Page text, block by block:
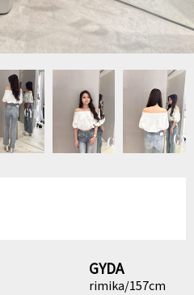
GYDA
rimika/157cm